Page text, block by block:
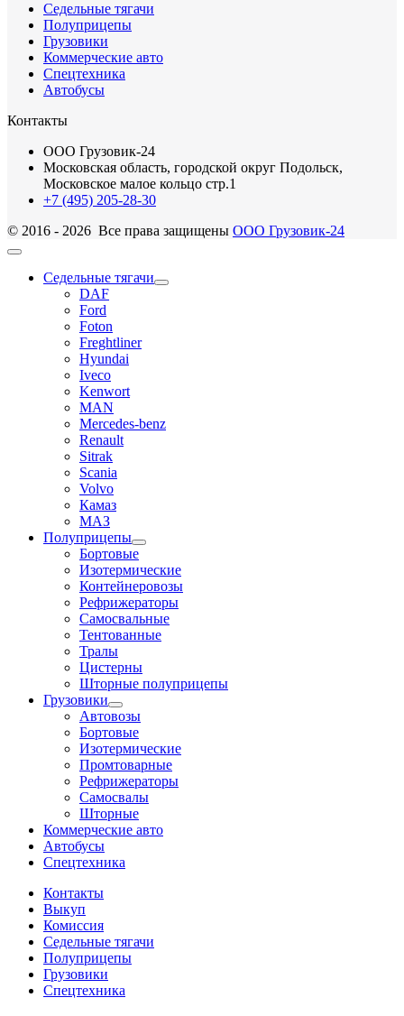
Седельные тягачи
Полуприцепы
Грузовики
Коммерческие авто
Спецтехника
Автобусы
Контакты
ООО Грузовик-24
Московская область, городской округ Подольск,
Московское малое кольцо стр.1
+7 (495) 205-28-30
© 2016 - 2026 Все права защищены ООО Грузовик-24
Седельные тягачи
DAF
Ford
Foton
Freghtliner
Hyundai
Iveco
Kenwort
MAN
Mercedes-benz
Renault
Sitrak
Scania
Volvo
Камаз
МАЗ
Полуприцепы
Бортовые
Изотермические
Контейнеровозы
Рефрижераторы
Самосвальные
Тентованные
Тралы
Цистерны
Шторные полуприцепы
Грузовики
Автовозы
Бортовые
Изотермические
Промтоварные
Рефрижераторы
Самосвалы
Шторные
Коммерческие авто
Автобусы
Спецтехника
Контакты
Выкуп
Комиссия
Седельные тягачи
Полуприцепы
Грузовики
Спецтехника